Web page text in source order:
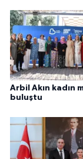
Arbil Akın kadın
buluştu